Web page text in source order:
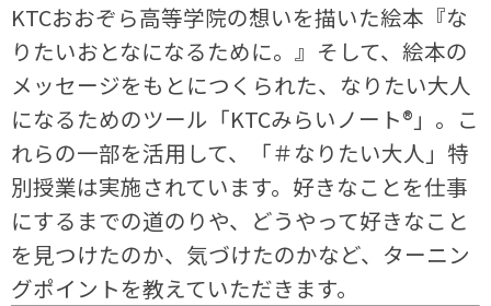
KTCおおぞら高等学院の想いを描いた絵本『な
りたいおとなになるために。』そして、絵本の
メッセージをもとにつくられた、なりたい大人
になるためのツール「KTCみらいノート®」。こ
れらの一部を活用して、「＃なりたい大人」特
別授業は実施されています。好きなことを仕事
にするまでの道のりや、どうやって好きなこと
を見つけたのか、気づけたのかなど、ターニン
グポイントを教えていただきます。